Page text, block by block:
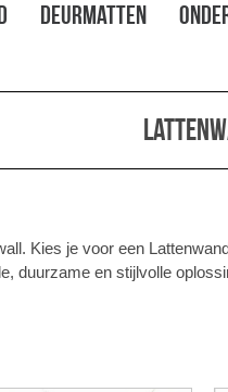
Deurmatten
Kies je voor een
duurzame en stijlvolle